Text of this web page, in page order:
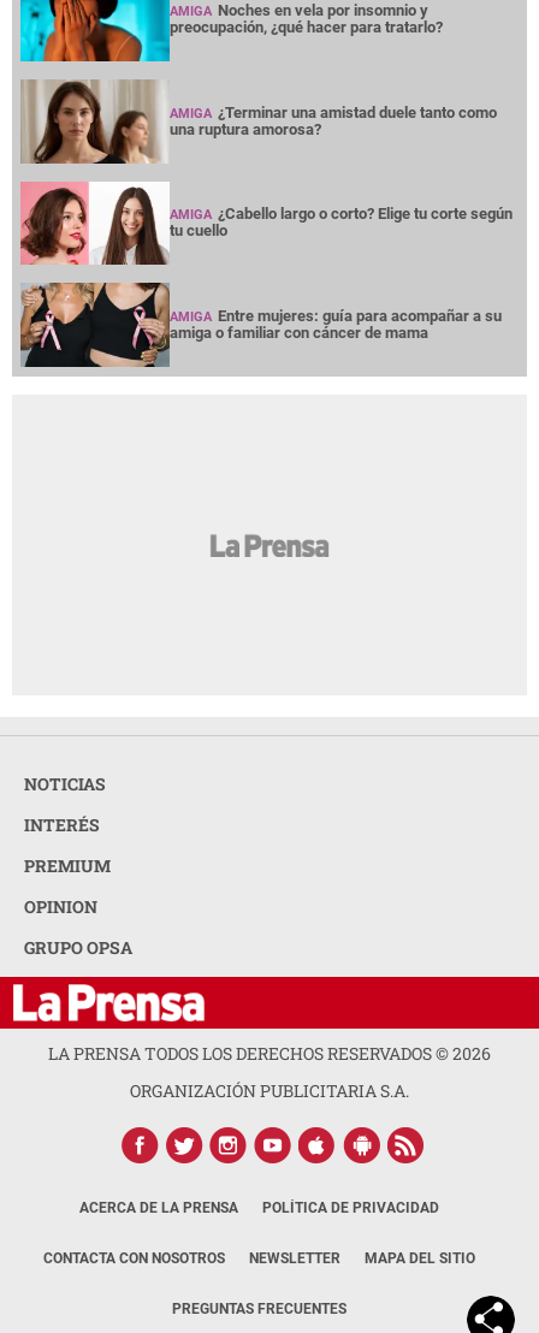
AMIGA Noches en vela por insomnio y
preocupación, ¿qué hacer para tratarlo?
AMIGA ¿Terminar una amistad duele tanto como
una ruptura amorosa?
AMIGA ¿Cabello largo o corto? Elige tu corte según
tu cuello
AMIGA Entre mujeres: guía para acompañar a su
amiga o familiar con cáncer de mama
NOTICIAS
INTERÉS
PREMIUM
OPINION
GRUPO OPSA
LA PRENSA TODOS LOS DERECHOS RESERVADOS ©2026
ORGANIZACIÓN PUBLICITARIA S.A.
ACERCA DE LA PRENSA POLÍTICA DE PRIVACIDAD
CONTACTA CON NOSOTROS NEWSLETTER MAPA DEL SITIO
PREGUNTAS FRECUENTES